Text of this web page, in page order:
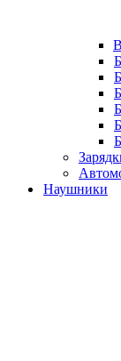
Наушники